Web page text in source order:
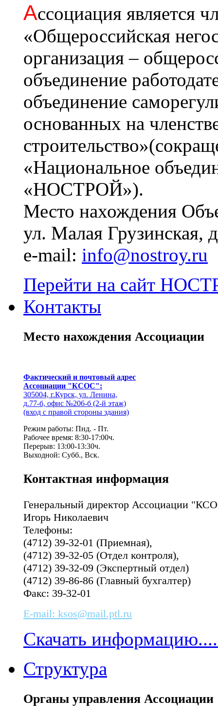
Ассоциация является
«Общероссийская
организация –
объединение
объединение
основанных на
«Национальное
«НОСТРОЙ»).
Место нахождения
ул. Малая Грузинская,
e-mail: info@nostroy.ru
Перейти на сайт
Контакты
Место нахождения Ассоциации
Фактический и почтовый адрес
Ассоциации "КСОС":
305004, г.Курск, ул. Ленина,
д.77-б, офис №206-б (2-й этаж)
(вход с правой стороны здания)
Режим работы: Пнд. - Пт.
Рабочее время: 8:30-17:00ч.
Перерыв: 13:00-13:30ч.
Выходной: Субб., Вск.
Контактная информация
Генеральный директор Ассоциации
Игорь Николаевич
Телефоны:
(4712) 39-32-01 (Приемная),
(4712) 39-32-05 (Отдел контроля),
(4712) 39-32-09 (Экспертный отдел)
(4712) 39-86-86 (Главный бухгалтер)
Факс: 39-32-01
E-mail: ksos@mail.ptl.ru
Скачать
Структура
Органы управления